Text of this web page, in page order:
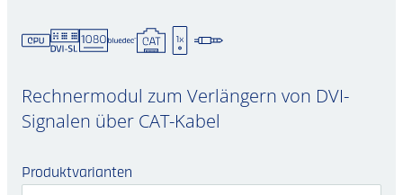
Rechnermodul zum Verlängern von DVI-
Signalen über CAT-Kabel
Produktvarianten